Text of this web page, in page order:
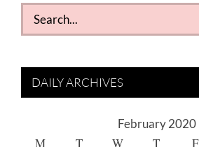
Search
for:
DAILY ARCHIVES
February 2020
M T W T F